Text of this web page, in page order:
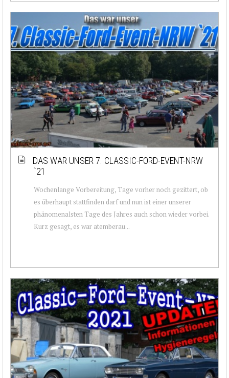
DAS WAR UNSER 7. CLASSIC-FORD-EVENT-NRW
`21
Wochenlange Vorbereitung, Tage vorher noch gezittert, ob
es überhaupt stattfinden darf und nun ist einer unserer
phänomenalsten Tage des Jahres auch schon wieder vorbei.
Kurz gesagt, es war atemberau...